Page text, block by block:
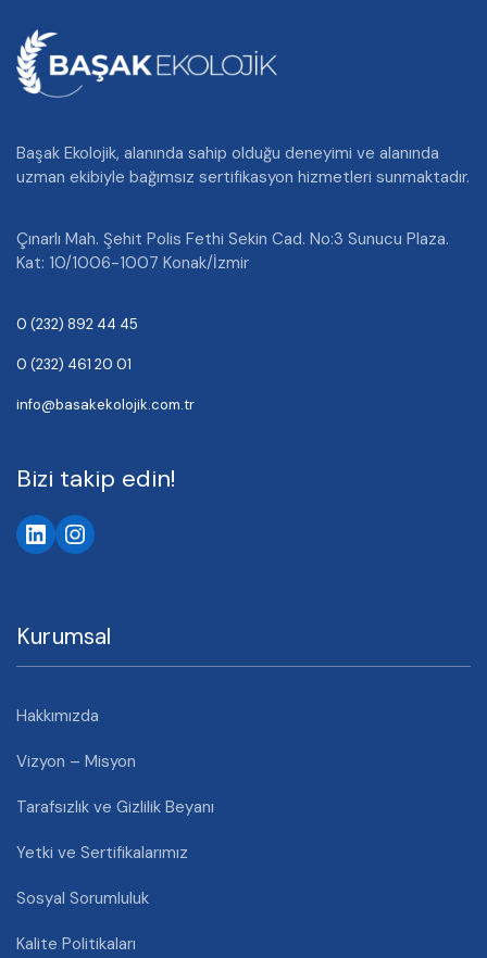
Başak Ekolojik, alanında sahip olduğu deneyimi ve alanında
uzman ekibiyle bağımsız sertifikasyon hizmetleri sunmaktadır.
Çınarlı Mah. Şehit Polis Fethi Sekin Cad. No:3 Sunucu Plaza.
Kat: 10/1006-1007 Konak/İzmir
0 (232) 892 44 45
0 (232) 461 20 01
info@basakekolojik.com.tr
Bizi takip edin!
LinkedIn
Instagram
Kurumsal
Hakkımızda
Vizyon – Misyon
Tarafsızlık ve Gizlilik Beyanı
Yetki ve Sertifikalarımız
Sosyal Sorumluluk
Kalite Politikaları